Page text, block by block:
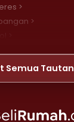
>
>
>
>
Pusat >
Semua Tautan